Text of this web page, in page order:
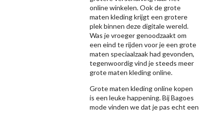
online winkelen. Ook de grote
maten kleding krijgt een grotere
plek binnen deze digitale wereld.
Was je vroeger genoodzaakt om
een eind te rijden voor je een grote
maten speciaalzaak had gevonden,
tegenwoordig vind je steeds meer
grote maten kleding online.
Grote maten kleding online kopen
is een leuke happening. Bij Bagoes
mode vinden we dat je pas echt een